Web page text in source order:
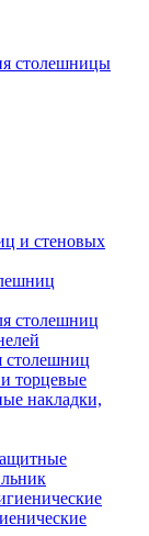
столешницы
и стеновых
столешниц
столешниц
торцевые
накладки,